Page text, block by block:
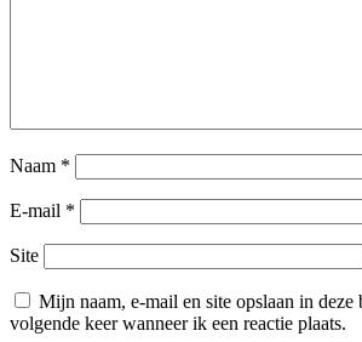
Naam *
E-mail *
Site
Mijn naam, e-mail en site opslaan in deze
volgende keer wanneer ik een reactie plaats.